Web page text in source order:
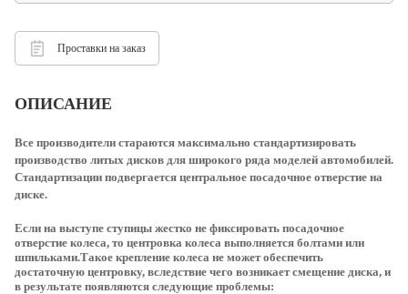
Проставки на заказ
ОПИСАНИЕ
Все производители стараются максимально стандартизировать
производство литых дисков для широкого ряда моделей автомобилей.
Стандартизации подвергается центральное посадочное отверстие на
диске.
Если на выступе ступицы жестко не фиксировать посадочное
отверстие колеса, то центровка колеса выполняется болтами или
шпильками.Такое крепление колеса не может обеспечить
достаточную центровку, вследствие чего возникает смещение диска, и
в результате появляются следующие проблемы: